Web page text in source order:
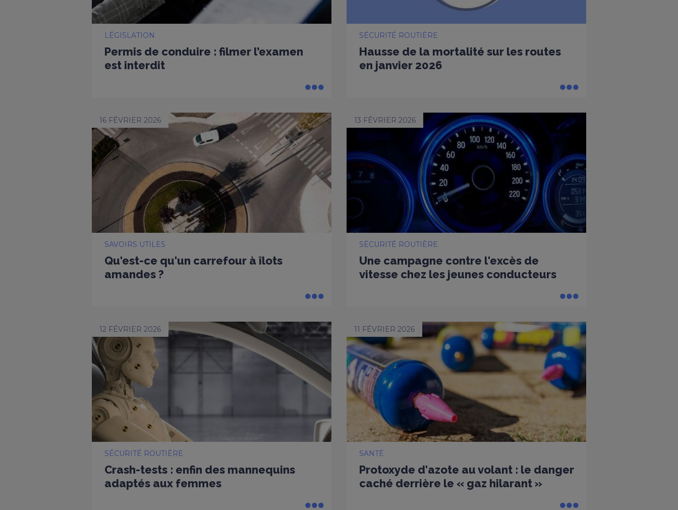
LÉGISLATION
Permis de conduire : filmer l’examen
est interdit
16 FÉVRIER 2026
SAVOIRS UTILES
Qu'est-ce qu'un carrefour à îlots
amandes ?
12 FÉVRIER 2026
SÉCURITÉ ROUTIÈRE
Crash-tests : enfin des mannequins
adaptés aux femmes
SÉCURITÉ ROUTIÈRE
Hausse de la mortalité sur les routes
en janvier 2026
13 FÉVRIER 2026
SÉCURITÉ ROUTIÈRE
Une campagne contre l'excès de
vitesse chez les jeunes conducteurs
11 FÉVRIER 2026
SANTÉ
Protoxyde d'azote au volant : le danger
caché derrière le « gaz hilarant »